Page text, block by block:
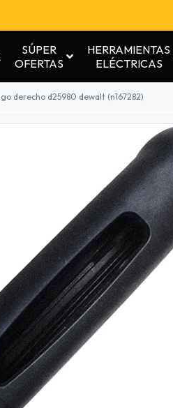
SÚPER
OFERTAS
HERRAMIENTAS
ELÉCTRICAS
derecho d25980 dewalt (n167282)